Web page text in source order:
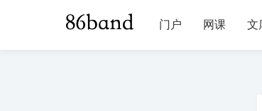
门户 网课 文